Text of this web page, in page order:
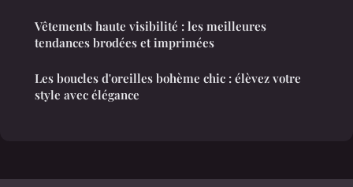
Vêtements haute visibilité : les meilleures
tendances brodées et imprimées
Les boucles d'oreilles bohème chic : élèvez votre
style avec élégance